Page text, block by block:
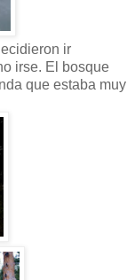
ir
irse. El bosque
que estaba muy